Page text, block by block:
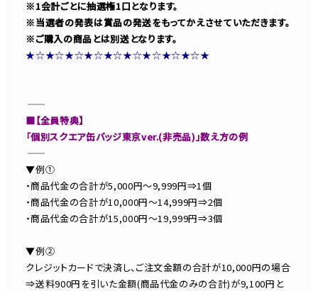
※1会計ごとに抽選権1口となります。
※当選者の発表は賞品の発送をもってかえさせていただきます。
※ご購入の商品とは別送となります。
★☆★☆★☆★☆★☆★☆★☆★☆★☆★
―――――――――――
■【全員特典】
「個別スクエア缶バッジ東京ver.(非売品)」数え方の例
―――――――――――
▼例①
・商品代金の合計が5,000円～9,999円⇒1個
・商品代金の合計が10,000円～14,999円⇒2個
・商品代金の合計が15,000円～19,999円⇒3個
▼例②
クレジットカードで決済し、ご注文金額の合計が10,000円の場合
⇒送料900円を引いた金額(商品代金のみの合計)が9,100円と